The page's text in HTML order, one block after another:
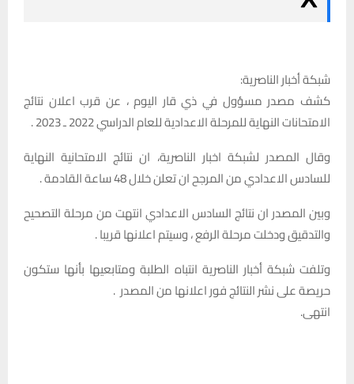
شبكة أخبار الناصرية:
كشف مصدر مسؤول في ذي قار اليوم ، عن قرب اعلان نتائج
الامتحانات النهاية للمرحلة الاعدادية للعام الدراسي 2022 ـ 2023 .
وقال المصدر لشبكة اخبار الناصرية، ان نتائج الامتحانية النهاية
للسادس الاعدادي من المرجح ان تعلن خلال 48 ساعة القادمة .
وبين المصدر ان نتائج السادس الاعدادي انتهت من مرحلة التصحيح
والتدقيق ودخلت مرحلة الرفع ، وسيتم اعلانها قريبا .
وتلفت شبكة أخبار الناصرية انتباه الطلبة ومتابعيها بأنها ستكون
حريصة على نشر النتائج فور اعلانها من المصدر .
انتهى.